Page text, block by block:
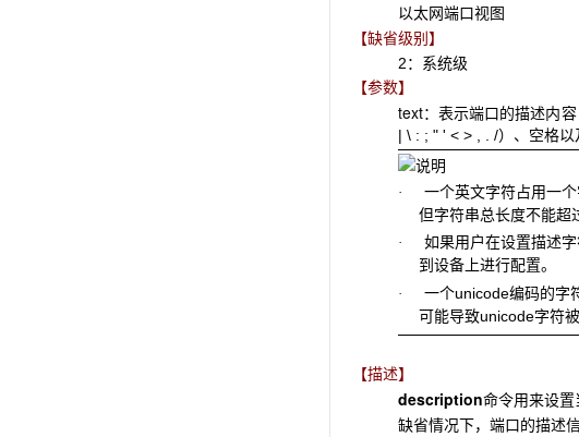
以太网端口视图
【缺省级别】
2：系统级
【参数】
text：表示端口的描述内
| \ : ; " ' < > , . /）、空格以
· 一个英文字符占用一个
但字符串总长度不能超
· 如果用户在设置描述字
到设备上进行配置。
· 一个unicode编码的字
可能导致unicode字符
【描述】
description命令用来设置
缺省情况下，端口的描述